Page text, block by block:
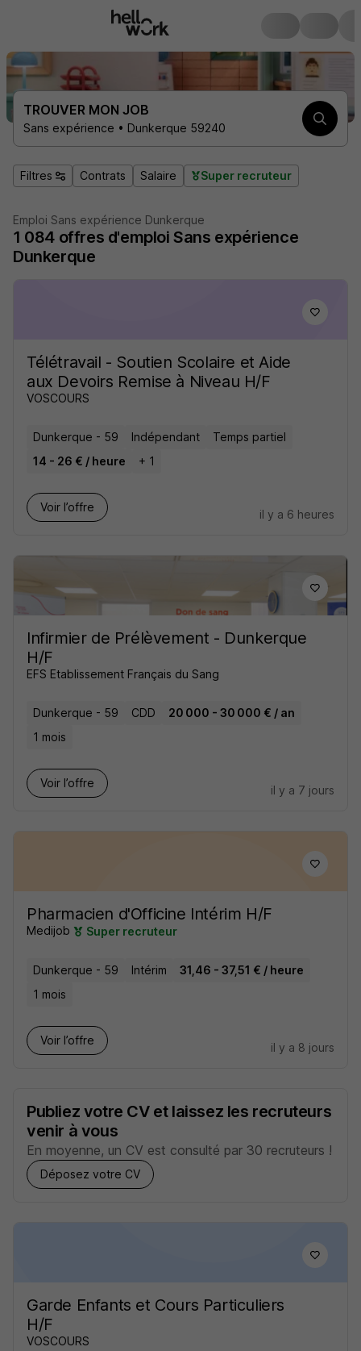
TROUVER MON JOB
Sans expérience • Dunkerque 59240
Filtres Contrats Salaire Super recruteur
Emploi Sans expérience Dunkerque
1 084 offres d'emploi Sans expérience
Dunkerque
Télétravail - Soutien Scolaire et Aide
aux Devoirs Remise à Niveau H/F
VOSCOURS
Dunkerque - 59 Indépendant
Temps partiel
14 - 26 € / heure
+ 1
Voir l’offre
il y a 6 heures
Infirmier de Prélèvement - Dunkerque
H/F
EFS Etablissement Français du Sang
Dunkerque - 59 CDD
20 000 - 30 000 € / an
1 mois
Voir l’offre
il y a 7 jours
Pharmacien d'Officine Intérim H/F
Medijob Super recruteur
Dunkerque - 59 Intérim
31,46 - 37,51 € / heure
1 mois
Voir l’offre
il y a 8 jours
Publiez votre CV et laissez les recruteurs
venir à vous
En moyenne, un CV est consulté par 30 recruteurs !
Déposez votre CV
Garde Enfants et Cours Particuliers
H/F
VOSCOURS